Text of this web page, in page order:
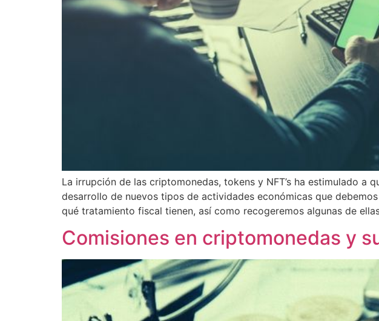
La irrupción de las criptomonedas, tokens y NFT’s ha estimulado a
desarrollo de nuevos tipos de actividades económicas que
qué tratamiento fiscal tienen, así como recogeremos algunas de
Comisiones en criptomonedas y